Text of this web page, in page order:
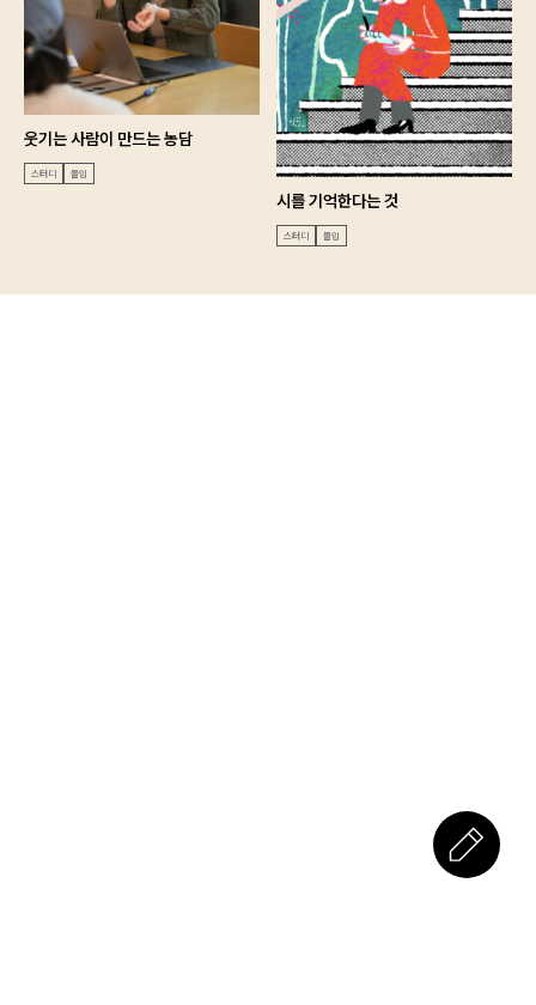
웃기는 사람이 만드는 농담
스터디 몰입
시를 기억한다는 것
스터디 몰입